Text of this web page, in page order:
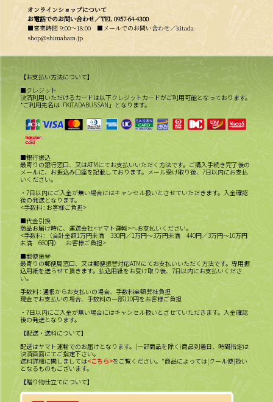
オンラインショップについて
お電話でのお問い合わせ／TEL 0957-64-4300
■営業時間 9:00〜18:00 ■メールでのお問い合わせ／kitada-
shop@shimabara.jp
【お支払い方法について】
■クレジット
決済利用いただけるカードは以下クレジットカードがご利用可能となっております。
*ご利用先名は「KITADABUSSAN」となります。
■銀行振込
最寄りの銀行窓口、又はATMにてお支払いいただく方法です。ご購入手続き完了後の
メールに、お振込み口座を記載しております。メール受け取り後、7日以内にお支払
いください。
・7日以内にご入金が無い場合にはキャンセル扱いとさせていただきます。入金確認
後の発送となります。
<手数料 : お客様ご負担>
■代金引換
商品お届け時に、運送会社<ヤマト運輸>へお支払いください。
<手数料 : （合計金額1万円未満 330円／1万円～3万円未満 440円／3万円～10万円
未満 660円） お客様ご負担>
■郵便振替
最寄りの郵便局窓口、又は郵便振替対応ATMにてお支払いいただく方法です。専用振
込用紙を送らせて頂きます。払込用紙をお受け取り後、7日以内にお支払いくださ
い。
手数料 : 通帳からお支払いの場合、手数料全額弊社負担
現金でお支払いの場合、手数料の一部110円をお客様ご負担
・7日以内にご入金が無い場合にはキャンセル扱いとさせていただきます。入金確認
後の発送となります。
【配送・送料について】
配送はヤマト運輸でのお届けとなります。(一部商品を除く)商品到着日、時間指定は
決済画面にてご指定下さい。
送料詳細に関しましては<こちら>をご覧ください。*商品によっては[クール便]扱い
となるものもございます。
【贈り物仕立てについて】